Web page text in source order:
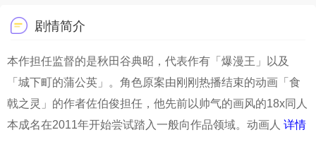
剧情简介
本作担任监督的是秋田谷典昭，代表作有「爆漫王」以及
「城下町的蒲公英」。角色原案由刚刚热播结束的动画「食
戟之灵」的作者佐伯俊担任，他先前以帅气的画风的18x同人
本成名在2011年开始尝试踏入一般向作品领域。动画人 详情